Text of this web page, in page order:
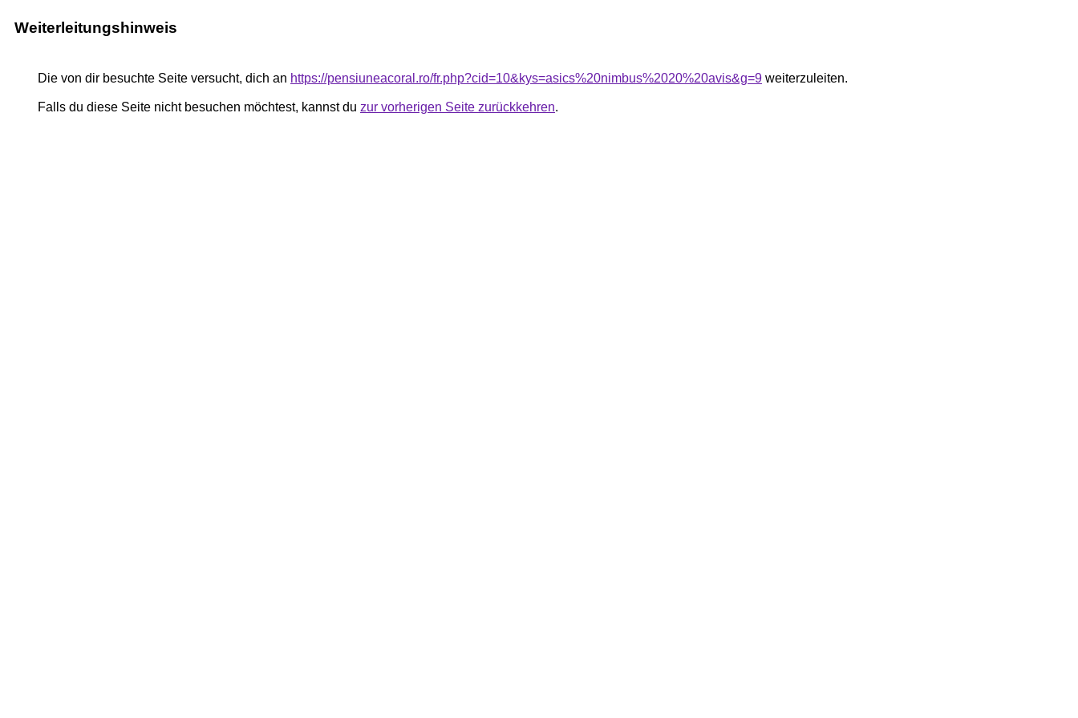
Weiterleitungshinweis
Die von dir besuchte Seite versucht, dich an https://pensiuneacoral.ro/fr.php?cid=10&kys=asics%20nimbus%2020%20avis&g=9 weiterzuleiten.
Falls du diese Seite nicht besuchen möchtest, kannst du zur vorherigen Seite zurückkehren.